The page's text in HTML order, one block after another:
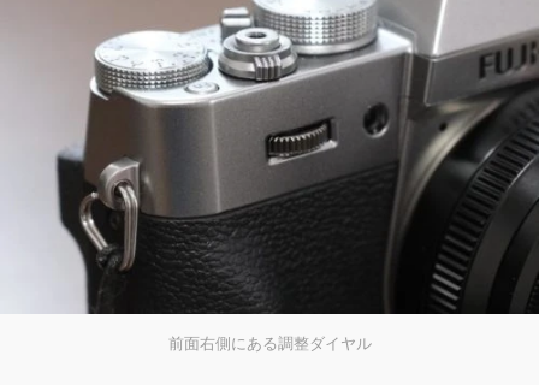
前面右側にある調整ダイヤル